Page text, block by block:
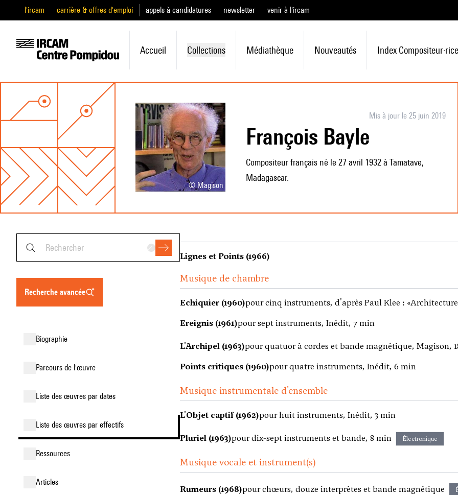
l'ircam carrière & offres d'emploi appels à candidatures newsletter venir à l'ircam
Accueil Collections Médiathèque Nouveautés Index Compositeur·rice
© Magison
Mis à jour le 25 juin 2019
François Bayle
Compositeur français né le 27 avril 1932 à Tamatave,
Madagascar.
recherche avancée
biographie
parcours de l'œuvre
liste des œuvres par dates
liste des œuvres par effectifs
ressources
articles
Lignes et Points (1966)
Musique de chambre
Echiquier (1960)pour cinq instruments, d'après Paul Klee :
Ereignis (1961)pour sept instruments, Inédit, 7 min
L'Archipel (1963)pour quatuor à cordes et bande magnétique, Magison,
Points critiques (1960)pour quatre instruments, Inédit, 6 min
Musique instrumentale d'ensemble
L'Objet captif (1962)pour huit instruments, Inédit, 3 min
Pluriel (1963)pour dix-sept instruments et bande, 8 min Électronique
Musique vocale et instrument(s)
Rumeurs (1968)pour chœurs, douze interprètes et bande magnétique